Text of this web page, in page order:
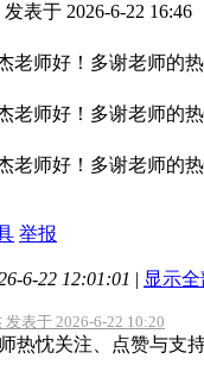
发表于 2026-6-22 16:46
老师好！多谢老师的
老师好！多谢老师的
老师好！多谢老师的
举报
6-22 12:01:01 | 显示
发表于 2026-6-22 10:20
热忱关注、点赞与支持